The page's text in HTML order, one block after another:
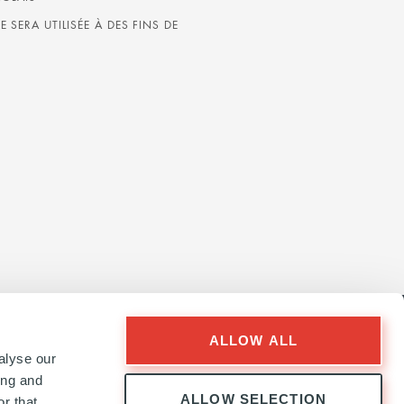
our
and
ALLOW ALL
ALLOW SELECTION
UTILISÉE À DES FINS DE